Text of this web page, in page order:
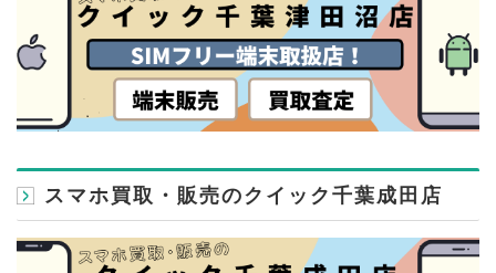
スマホ買取・販売のクイック千葉成田店